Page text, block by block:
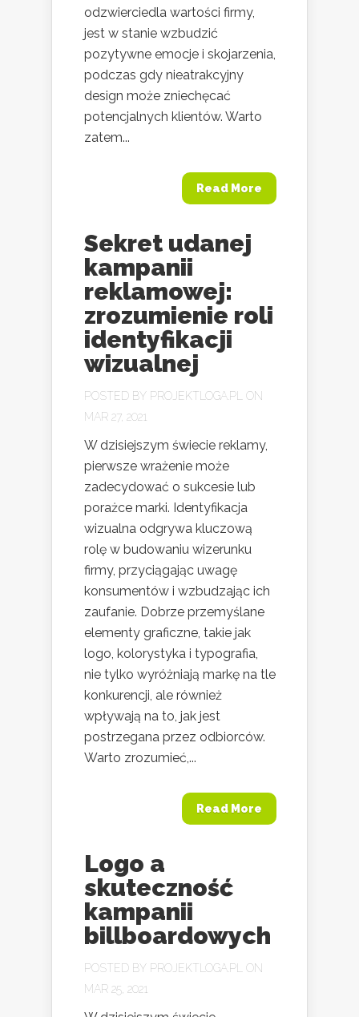
odzwierciedla wartości firmy,
jest w stanie wzbudzić
pozytywne emocje i skojarzenia,
podczas gdy nieatrakcyjny
design może zniechęcać
potencjalnych klientów. Warto
zatem...
Read More
Sekret udanej
kampanii
reklamowej:
zrozumienie roli
identyfikacji
wizualnej
POSTED BY PROJEKTLOGA.PL
ON
MAR 27, 2021
W dzisiejszym świecie reklamy,
pierwsze wrażenie może
zadecydować o sukcesie lub
porażce marki. Identyfikacja
wizualna odgrywa kluczową
rolę w budowaniu wizerunku
firmy, przyciągając uwagę
konsumentów i wzbudzając ich
zaufanie. Dobrze przemyślane
elementy graficzne, takie jak
logo, kolorystyka i typografia,
nie tylko wyróżniają markę na tle
konkurencji, ale również
wpływają na to, jak jest
postrzegana przez odbiorców.
Warto zrozumieć,...
Read More
Logo a
skuteczność
kampanii
billboardowych
POSTED BY PROJEKTLOGA.PL
ON
MAR 25, 2021